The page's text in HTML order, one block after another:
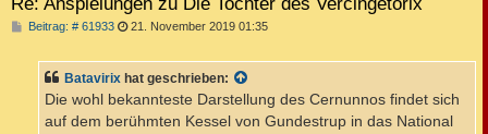
Beitrag: # 61933B
r
a
21. November 2019 01:35
Batavirix hat geschrieben:
Die wohl bekannteste Darstellung des Cernunnos findet sich
auf dem berühmten Kessel von Gundestrup in das National